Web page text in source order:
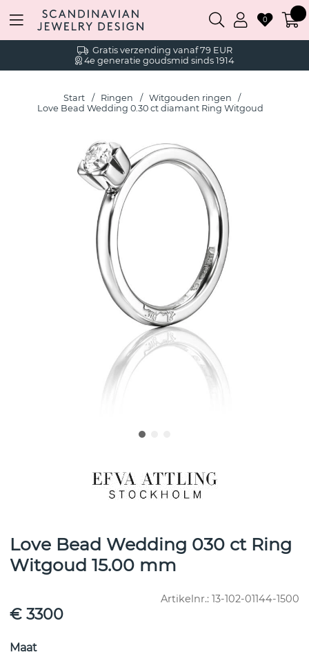
Gratis verzending vanaf 79 EUR
4e generatie goudsmid sinds 1914
0
Start Ringen
Witgouden ringen
Love Bead Wedding 0.30 ct diamant Ring Witgoud
Love Bead Wedding 030 ct Ring
Witgoud 15.00 mm
Artikelnr.: 13-102-01144-1500
€ 3300
Maat